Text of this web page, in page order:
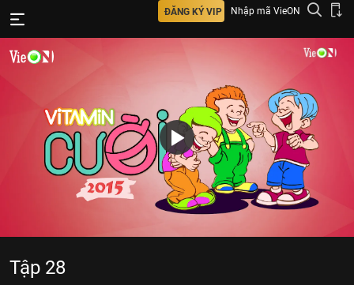
ĐĂNG KÝ VIP Nhập mã VieON
Tập 28